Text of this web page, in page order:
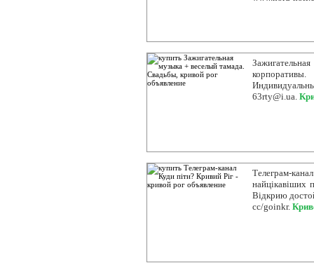
63rty@i.ua.
Телеграм-
найцікавіших
Відкрию
cc/goinkr.